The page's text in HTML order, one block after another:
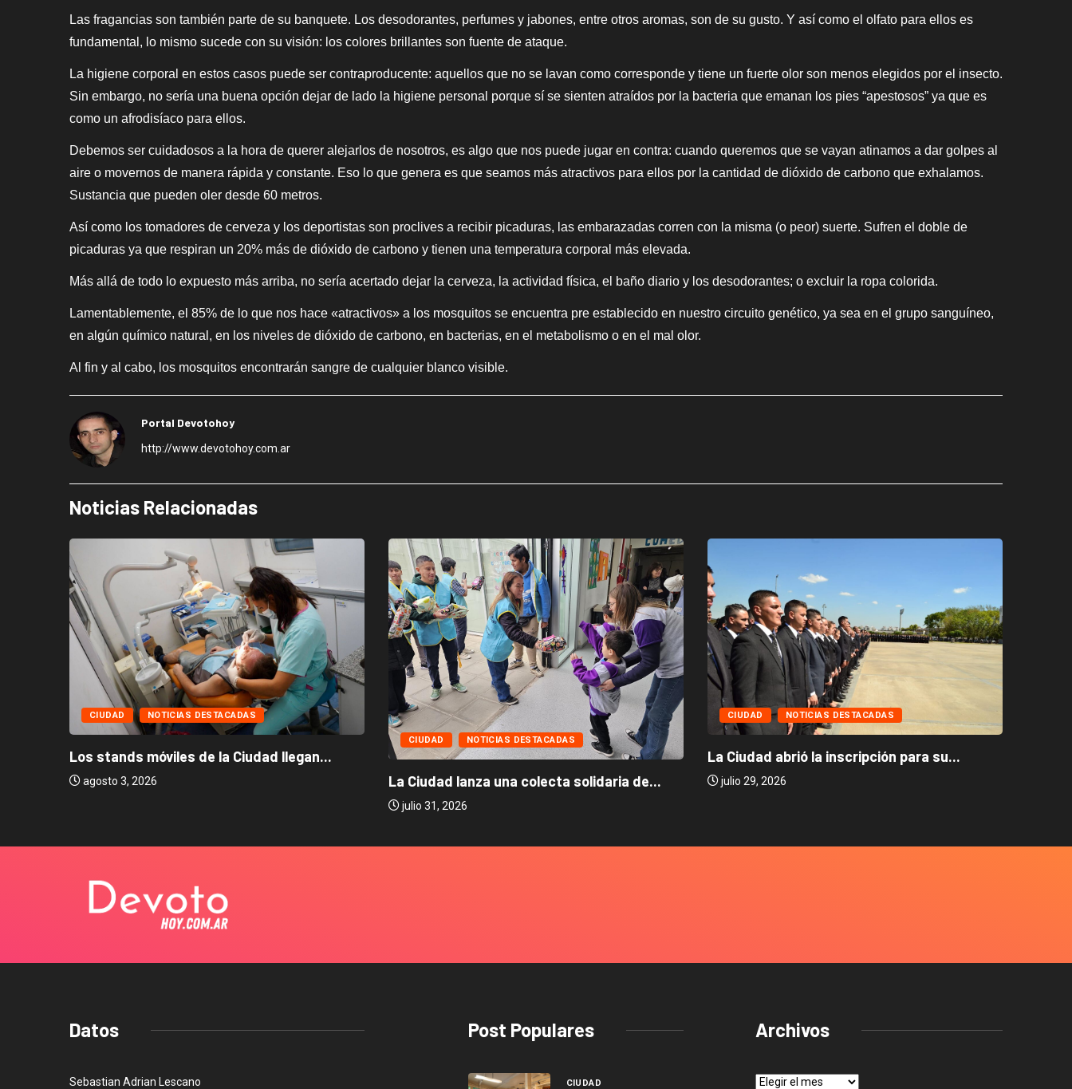
Las fragancias son también parte de su banquete. Los desodorantes, perfumes y jabones, entre otros aromas, son de su gusto. Y así como el olfato para ellos es
fundamental, lo mismo sucede con su visión: los colores brillantes son fuente de ataque.
La higiene corporal en estos casos puede ser contraproducente: aquellos que no se lavan como corresponde y tiene un fuerte olor son menos elegidos por el insecto.
Sin embargo, no sería una buena opción dejar de lado la higiene personal porque sí se sienten atraídos por la bacteria que emanan los pies “apestosos” ya que es
como un afrodisíaco para ellos.
Debemos ser cuidadosos a la hora de querer alejarlos de nosotros, es algo que nos puede jugar en contra: cuando queremos que se vayan atinamos a dar golpes al
aire o movernos de manera rápida y constante. Eso lo que genera es que seamos más atractivos para ellos por la cantidad de dióxido de carbono que exhalamos.
Sustancia que pueden oler desde 60 metros.
Así como los tomadores de cerveza y los deportistas son proclives a recibir picaduras, las embarazadas corren con la misma (o peor) suerte. Sufren el doble de
picaduras ya que respiran un 20% más de dióxido de carbono y tienen una temperatura corporal más elevada.
Más allá de todo lo expuesto más arriba, no sería acertado dejar la cerveza, la actividad física, el baño diario y los desodorantes; o excluir la ropa colorida.
Lamentablemente, el 85% de lo que nos hace «atractivos» a los mosquitos se encuentra pre establecido en nuestro circuito genético, ya sea en el grupo sanguíneo,
en algún químico natural, en los niveles de dióxido de carbono, en bacterias, en el metabolismo o en el mal olor.
Al fin y al cabo, los mosquitos encontrarán sangre de cualquier blanco visible.
Portal Devotohoy
http://www.devotohoy.com.ar
Noticias Relacionadas
CIUDAD NOTICIAS DESTACADAS
Los stands móviles de la Ciudad llegan...
agosto 3, 2026
CIUDAD NOTICIAS DESTACADAS
La Ciudad lanza una colecta solidaria de...
julio 31, 2026
CIUDAD NOTICIAS DESTACADAS
La Ciudad abrió la inscripción para su...
julio 29, 2026
Datos
Sebastian Adrian Lescano
Post Populares
CIUDAD
Archivos
Archivos